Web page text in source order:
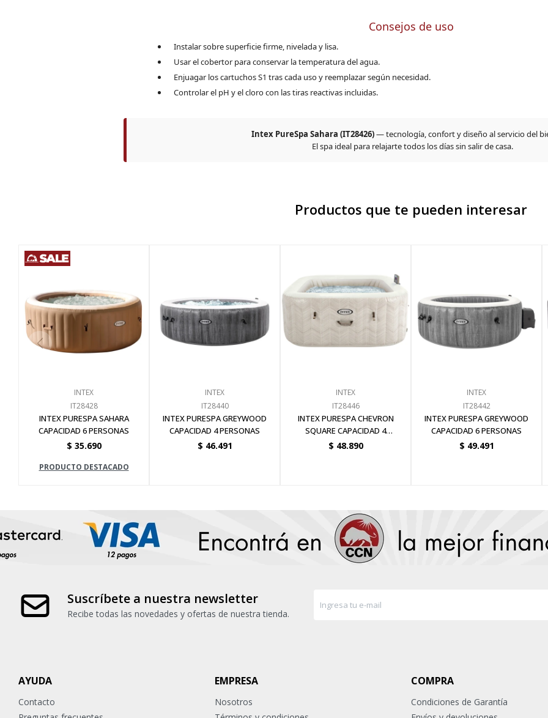
Consejos de uso
Instalar sobre superficie firme, nivelada y lisa.
Usar el cobertor para conservar la temperatura del agua.
Enjuagar los cartuchos S1 tras cada uso y reemplazar según necesidad.
Controlar el pH y el cloro con las tiras reactivas incluidas.
Intex PureSpa Sahara (IT28426)— tecnología, confort y diseño al servicio del
El spa ideal para relajarte todos los días sin salir de casa.
Productos que te pueden interesar
INTEX
IT28428
INTEX PURESPA SAHARA
CAPACIDAD 6 PERSONAS
$ 35.690
PRODUCTO DESTACADO
INTEX
IT28440
INTEX PURESPA GREYWOOD
CAPACIDAD 4 PERSONAS
$ 46.491
INTEX
IT28446
INTEX PURESPA CHEVRON
SQUARE CAPACIDAD 4
PERSONAS
$ 48.890
INTEX
IT28442
INTEX PURESPA GREYWOOD
CAPACIDAD 6 PERSONAS
$ 49.491
Suscríbete a nuestra newsletter
Recibe todas las novedades y ofertas de nuestra tienda.
AYUDA
Contacto
EMPRESA
Nosotros
COMPRA
Condiciones de Garantía